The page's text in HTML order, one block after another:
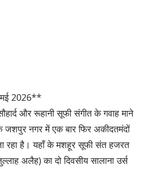
2026**
और रूहानी सूफी संगीत के गवाह माने
जशपुर नगर में एक बार फिर अकीदतमंदों
रहा है। यहाँ के मशहूर सूफी संत हजरत
अलैह) का दो दिवसीय सालाना उर्स